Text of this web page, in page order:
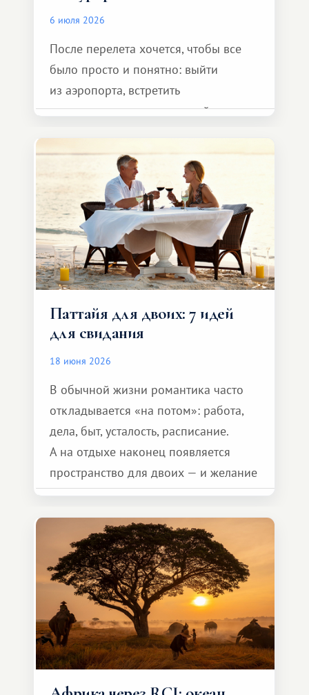
6 июля 2026
После перелета хочется, чтобы все
было просто и понятно: выйти
из аэропорта, встретить
представителя транспортной
и спокойно доехать до курорта.
Паттайя для двоих: 7 идей
для свидания
18 июня 2026
В обычной жизни романтика часто
откладывается «на потом»: работа,
дела, быт, усталость, расписание.
А на отдыхе наконец появляется
пространство для двоих — и желание
сделать для близкого человека что-то
особенное. Не обязательно
масштабное, но тёплое
и запоминающееся :)